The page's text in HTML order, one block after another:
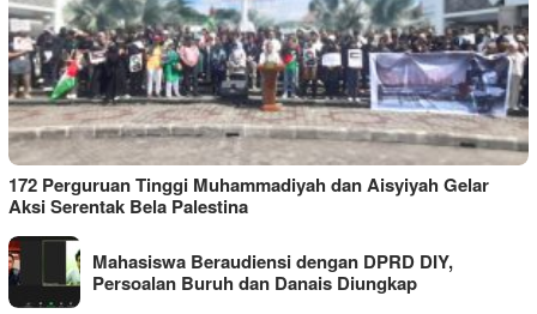
172 Perguruan Tinggi Muhammadiyah dan Aisyiyah Gelar
Aksi Serentak Bela Palestina
Mahasiswa Beraudiensi dengan DPRD DIY,
Persoalan Buruh dan Danais Diungkap